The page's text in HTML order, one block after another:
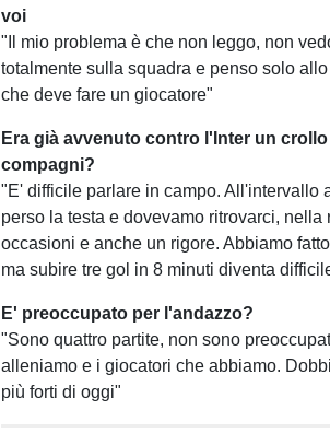
voi
"Il mio problema è che non leggo, non
totalmente sulla squadra e penso solo
che deve fare un giocatore"
Era già avvenuto contro l'Inter un
compagni?
"E' difficile parlare in campo. All'intervallo
perso la testa e dovevamo ritrovarci,
occasioni e anche un rigore. Abbiamo
ma subire tre gol in 8 minuti diventa
E' preoccupato per l'andazzo?
"Sono quattro partite, non sono
alleniamo e i giocatori che abbiamo.
più forti di oggi"